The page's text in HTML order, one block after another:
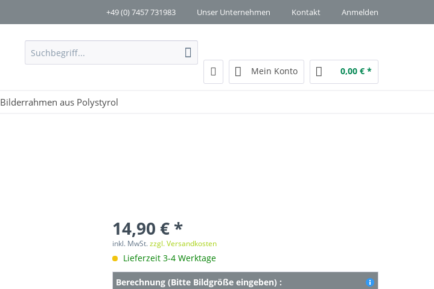
Anmelden
Kontakt
Unser Unternehmen
+49 (0) 7457 731983
Mein Konto 0,00 € *
Bilderrahmen aus Polystyrol
14,90 € *
inkl. MwSt.zzgl. Versandkosten
Lieferzeit 3-4 Werktage
Berechnung (Bitte Bildgröße eingeben) :